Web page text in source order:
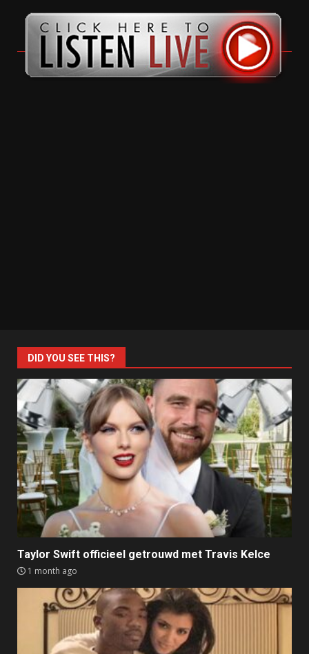
DID YOU SEE THIS?
Taylor Swift officieel getrouwd met Travis Kelce
1 month ago